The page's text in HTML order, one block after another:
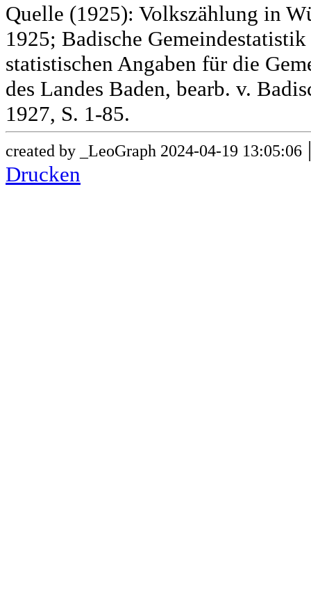
Quelle (1925): Volkszählung in
1925; Badische
statistischen Angaben für die
des Landes Baden, bearb. v.
1927, S. 1-85.
created by _LeoGraph 2024-04-19 13:05:06
Drucken